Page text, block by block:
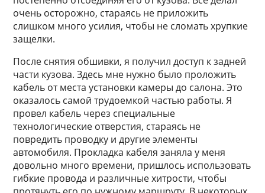
очень осторожно, стараясь не приложить
слишком много усилия, чтобы не сломать хрупкие
защелки.
После снятия обшивки, я получил доступ к задней
части кузова. Здесь мне нужно было проложить
кабель от места установки камеры до салона. Это
оказалось самой трудоемкой частью работы. Я
провел кабель через специальные
технологические отверстия, стараясь не
повредить проводку и другие элементы
автомобиля. Прокладка кабеля заняла у меня
довольно много времени, пришлось использовать
гибкие провода и различные хитрости, чтобы